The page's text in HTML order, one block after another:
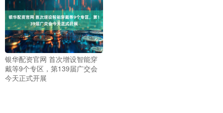
银华配资官网 首次增设智能穿
戴等9个专区，第139届广交会
今天正式开展